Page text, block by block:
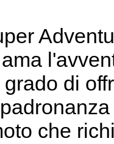
di
che